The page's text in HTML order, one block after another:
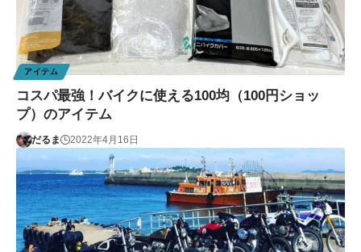
アイテム
コスパ最強！バイクに使える100均（100円ショッ
プ）のアイテム
だるま 2022年4月16日